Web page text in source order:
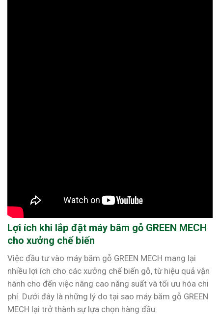
Lợi ích khi lắp đặt máy băm gỗ GREEN MECH
cho xưởng chế biến
Việc đầu tư vào máy băm gỗ GREEN MECH mang lại
nhiều lợi ích cho các xưởng chế biến gỗ, từ hiệu quả vận
hành cho đến việc nâng cao năng suất và tối ưu hóa chi
phí. Dưới đây là những lý do tại sao máy băm gỗ GREEN
MECH lại trở thành sự lựa chọn hàng đầu: